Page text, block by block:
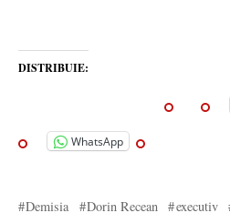
DISTRIBUIE:
WhatsApp
Demisia Dorin Recean executiv